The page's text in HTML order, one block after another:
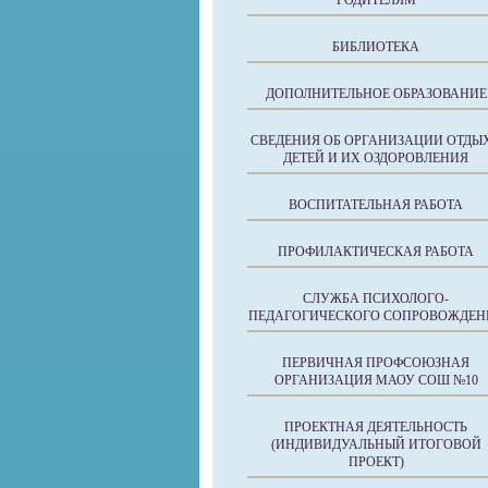
БИБЛИОТЕКА
ДОПОЛНИТЕЛЬНОЕ ОБРАЗОВАНИЕ
СВЕДЕНИЯ ОБ ОРГАНИЗАЦИИ
ДЕТЕЙ И ИХ ОЗДОРОВЛЕНИЯ
ВОСПИТАТЕЛЬНАЯ РАБОТА
ПРОФИЛАКТИЧЕСКАЯ РАБОТА
СЛУЖБА ПСИХОЛОГО-
ПЕДАГОГИЧЕСКОГО
ПЕРВИЧНАЯ ПРОФСОЮЗНАЯ
ОРГАНИЗАЦИЯ МАОУ СОШ №10
ПРОЕКТНАЯ ДЕЯТЕЛЬНОСТЬ
(ИНДИВИДУАЛЬНЫЙ ИТОГОВОЙ
ПРОЕКТ)